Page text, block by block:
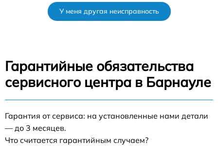
У меня другая неисправность
Гарантийные обязательства
сервисного центра в Барнауле
Гарантия от сервиса: на установленные нами детали
— до 3 месяцев.
Что считается гарантийным случаем?